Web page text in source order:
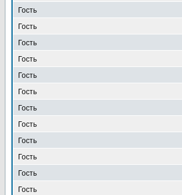
Гость
Гость
Гость
Гость
Гость
Гость
Гость
Гость
Гость
Гость
Гость
Гость